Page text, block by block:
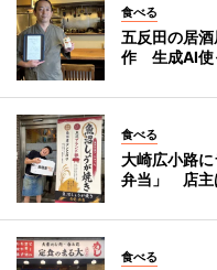
食べる
五反田の居
作 生成AI使
食べる
大崎広小路
弁当」 店主
食べる